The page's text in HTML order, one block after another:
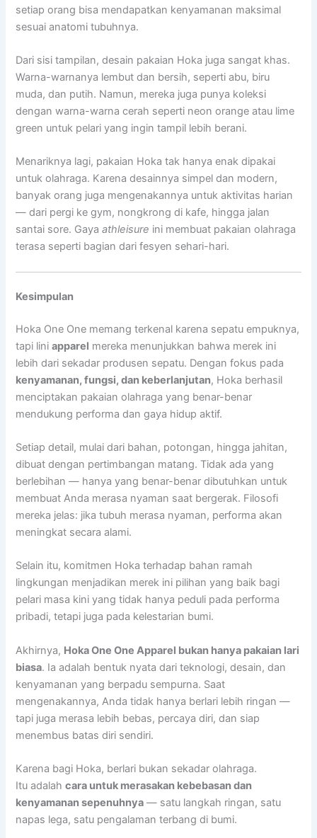
setiap orang bisa mendapatkan kenyamanan maksimal
sesuai anatomi tubuhnya.
Dari sisi tampilan, desain pakaian Hoka juga sangat khas.
Warna-warnanya lembut dan bersih, seperti abu, biru
muda, dan putih. Namun, mereka juga punya koleksi
dengan warna-warna cerah seperti neon orange atau lime
green untuk pelari yang ingin tampil lebih berani.
Menariknya lagi, pakaian Hoka tak hanya enak dipakai
untuk olahraga. Karena desainnya simpel dan modern,
banyak orang juga mengenakannya untuk aktivitas harian
— dari pergi ke gym, nongkrong di kafe, hingga jalan
santai sore. Gayaathleisure ini membuat pakaian olahraga
terasa seperti bagian dari fesyen sehari-hari.
Kesimpulan
Hoka One One memang terkenal karena sepatu empuknya,
tapi liniapparel mereka menunjukkan bahwa merek ini
lebih dari sekadar produsen sepatu. Dengan fokus pada
kenyamanan, fungsi, dan keberlanjutan, Hoka berhasil
menciptakan pakaian olahraga yang benar-benar
mendukung performa dan gaya hidup aktif.
Setiap detail, mulai dari bahan, potongan, hingga jahitan,
dibuat dengan pertimbangan matang. Tidak ada yang
berlebihan — hanya yang benar-benar dibutuhkan untuk
membuat Anda merasa nyaman saat bergerak. Filosofi
mereka jelas: jika tubuh merasa nyaman, performa akan
meningkat secara alami.
Selain itu, komitmen Hoka terhadap bahan ramah
lingkungan menjadikan merek ini pilihan yang baik bagi
pelari masa kini yang tidak hanya peduli pada performa
pribadi, tetapi juga pada kelestarian bumi.
Akhirnya, Hoka One One Apparel bukan hanya pakaian lari
biasa. Ia adalah bentuk nyata dari teknologi, desain, dan
kenyamanan yang berpadu sempurna. Saat
mengenakannya, Anda tidak hanya berlari lebih ringan —
tapi juga merasa lebih bebas, percaya diri, dan siap
menembus batas diri sendiri.
Karena bagi Hoka, berlari bukan sekadar olahraga.
Itu adalahcara untuk merasakan kebebasan dan
kenyamanan sepenuhnya — satu langkah ringan, satu
napas lega, satu pengalaman terbang di bumi.